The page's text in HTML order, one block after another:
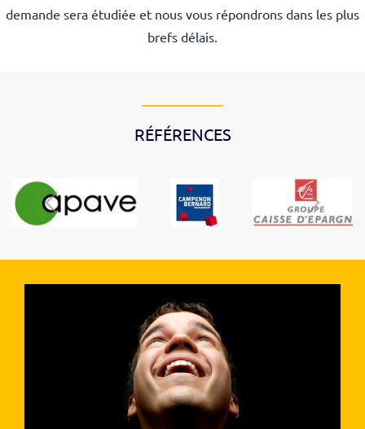
demande sera étudiée et nous vous répondrons dans les plus
brefs délais.
RÉFÉRENCES